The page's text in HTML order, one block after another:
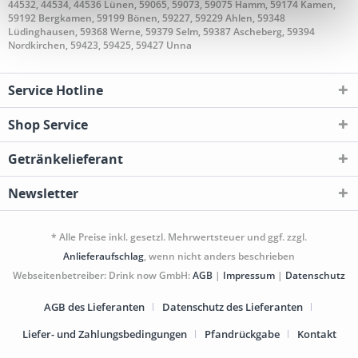
44532, 44534, 44536 Lünen, 59065, 59073, 59075 Hamm, 59174 Kamen,
59192 Bergkamen, 59199 Bönen, 59227, 59229 Ahlen, 59348
Lüdinghausen, 59368 Werne, 59379 Selm, 59387 Ascheberg, 59394
Nordkirchen, 59423, 59425, 59427 Unna
Service Hotline
Shop Service
Getränkelieferant
Newsletter
* Alle Preise inkl. gesetzl. Mehrwertsteuer und ggf. zzgl.
Anlieferaufschlag, wenn nicht anders beschrieben
Webseitenbetreiber: Drink now GmbH:AGB | Impressum | Datenschutz
AGB des Lieferanten
Datenschutz des Lieferanten
Liefer- und Zahlungsbedingungen
Pfandrückgabe Kontakt